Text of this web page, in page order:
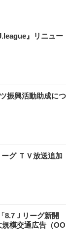
』リニュー
振興活動助成につ
グ ＴＶ放送追加
8.7Ｊリーグ新開
模交通広告（OO